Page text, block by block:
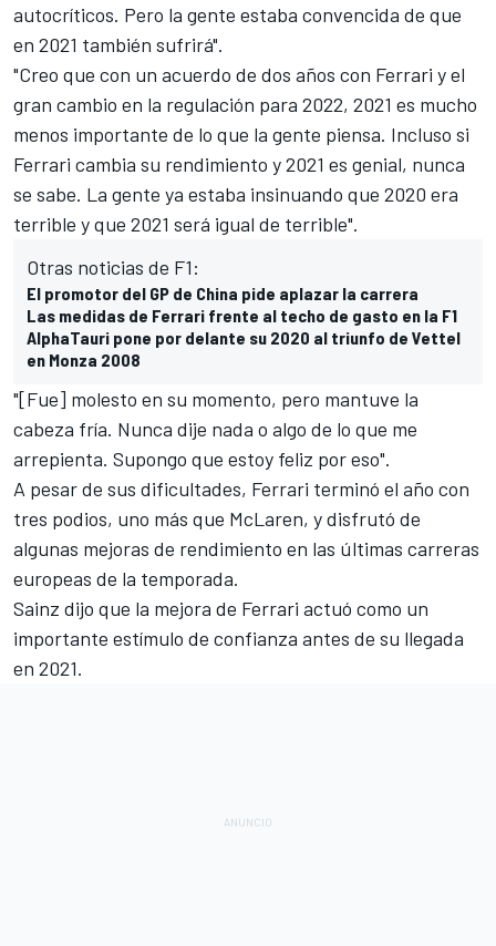
autocríticos. Pero la gente estaba convencida de que
en 2021 también sufrirá".
"Creo que con un acuerdo de dos años con Ferrari y el
gran cambio en la regulación para 2022, 2021 es mucho
menos importante de lo que la gente piensa. Incluso si
Ferrari cambia su rendimiento y 2021 es genial, nunca
se sabe. La gente ya estaba insinuando que 2020 era
terrible y que 2021 será igual de terrible".
Otras noticias de F1:
El promotor del GP de China pide aplazar la carrera
Las medidas de Ferrari frente al techo de gasto en la F1
AlphaTauri pone por delante su 2020 al triunfo de Vettel
en Monza 2008
"[Fue] molesto en su momento, pero mantuve la
cabeza fría. Nunca dije nada o algo de lo que me
arrepienta. Supongo que estoy feliz por eso".
A pesar de sus dificultades, Ferrari terminó el año con
tres podios, uno más que McLaren, y disfrutó de
algunas mejoras de rendimiento en las últimas carreras
europeas de la temporada.
Sainz dijo que la mejora de Ferrari actuó como un
importante estímulo de confianza antes de su llegada
en 2021.